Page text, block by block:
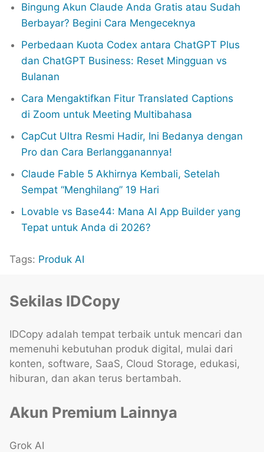
Bingung Akun Claude Anda Gratis atau Sudah
Berbayar? Begini Cara Mengeceknya
Perbedaan Kuota Codex antara ChatGPT Plus
dan ChatGPT Business: Reset Mingguan vs
Bulanan
Cara Mengaktifkan Fitur Translated Captions
di Zoom untuk Meeting Multibahasa
CapCut Ultra Resmi Hadir, Ini Bedanya dengan
Pro dan Cara Berlangganannya!
Claude Fable 5 Akhirnya Kembali, Setelah
Sempat “Menghilang” 19 Hari
Lovable vs Base44: Mana AI App Builder yang
Tepat untuk Anda di 2026?
Tags: Produk AI
Sekilas IDCopy
IDCopy adalah tempat terbaik untuk mencari dan
memenuhi kebutuhan produk digital, mulai dari
konten, software, SaaS, Cloud Storage, edukasi,
hiburan, dan akan terus bertambah.
Akun Premium Lainnya
Grok AI